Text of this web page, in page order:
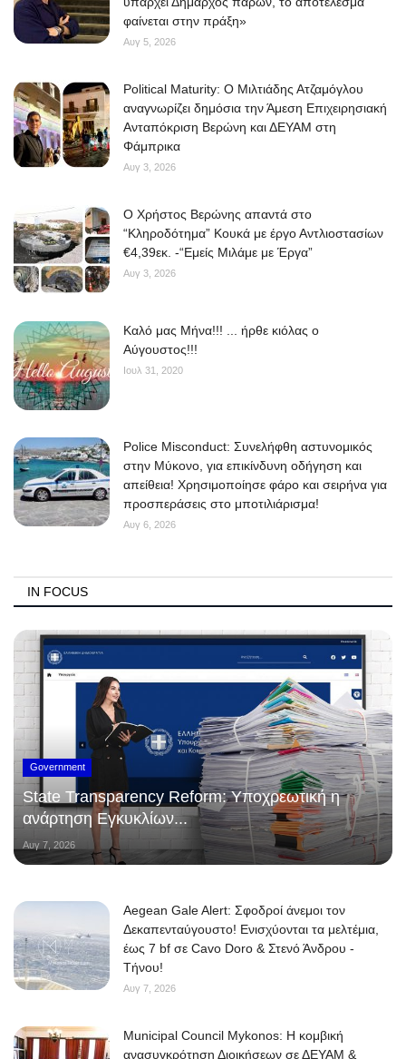
φαίνεται στην πράξη»
Αυγ 5, 2026
Political Maturity: Ο Μιλτιάδης Ατζαμόγλου
αναγνωρίζει δημόσια την Άμεση Επιχειρησιακή
Ανταπόκριση Βερώνη και ΔΕΥΑΜ στη
Φάμπρικα
Αυγ 3, 2026
O Χρήστος Βερώνης απαντά στο
“Κληροδότημα” Κουκά με έργο Αντλιοστασίων
€4,39εκ. -“Εμείς Μιλάμε με Έργα”
Αυγ 3, 2026
Kαλό μας Μήνα!!! ... ήρθε κιόλας ο
Αύγουστος!!!
Ιουλ 31, 2020
Police Misconduct: Συνελήφθη αστυνομικός
στην Μύκονο, για επικίνδυνη οδήγηση και
απείθεια! Χρησιμοποίησε φάρο και σειρήνα για
προσπεράσεις στο μποτιλιάρισμα!
Αυγ 6, 2026
IN FOCUS
Government
State Transparency Reform: Υποχρεωτική η
ανάρτηση Εγκυκλίων...
Αυγ 7, 2026
Aegean Gale Alert: Σφοδροί άνεμοι τον
Δεκαπενταύγουστο! Ενισχύονται τα μελτέμια,
έως 7 bf σε Cavo Doro & Στενό Άνδρου -
Τήνου!
Αυγ 7, 2026
Municipal Council Mykonos: Η κομβική
ανασυγκρότηση Διοικήσεων σε ΔΕΥΑΜ &